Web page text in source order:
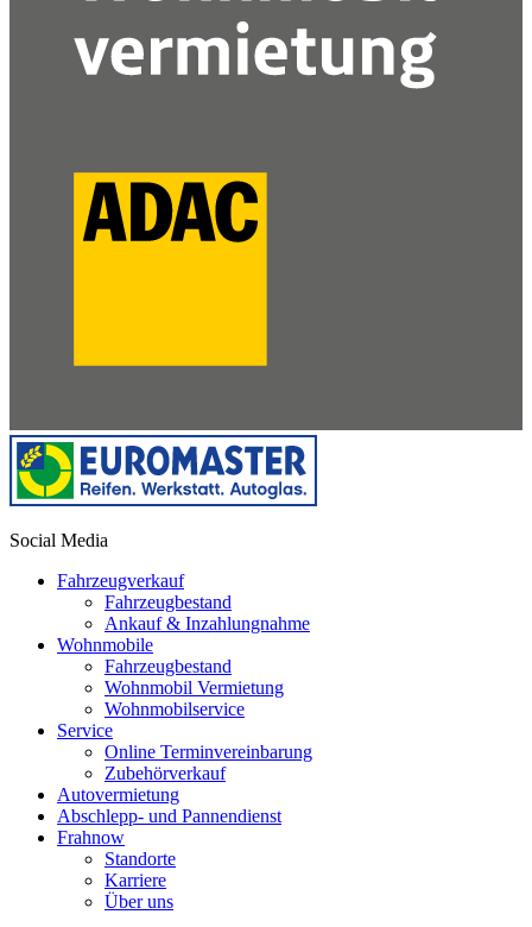
Social Media
Fahrzeugverkauf
Fahrzeugbestand
Ankauf & Inzahlungnahme
Wohnmobile
Fahrzeugbestand
Wohnmobil Vermietung
Wohnmobilservice
Service
Online Terminvereinbarung
Zubehörverkauf
Autovermietung
Abschlepp- und Pannendienst
Frahnow
Standorte
Karriere
Über uns